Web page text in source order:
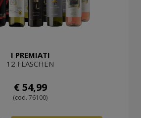
I PREMIATI
12 FLASCHEN
€ 54,99
(cod. 76100)